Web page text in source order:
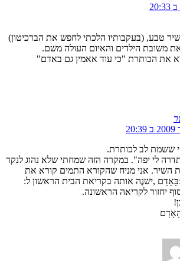
טבע, (בעקבותיו הלכתי לחפש את הברכיטון)
משובת הילדים והאיום העולה משם.
את הכותרת "כי עוד אאמין גם באדם"
ששמת לב לכותרת.
לי יפה". במקרה הזה שמחתי שלא נהוג לנקד
השיר. אני מניח שהקורא התמים קורא את
,ישנֶה אותה בקריאת הבית הראשון ל:
יחזור לקריאה הראשונה.